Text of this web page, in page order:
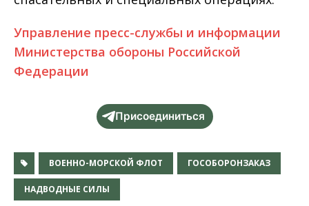
Управление пресс-службы и информации
Министерства обороны Российской
Федерации
Присоединиться
ВОЕННО-МОРСКОЙ ФЛОТ ГОСОБОРОНЗАКАЗ
НАДВОДНЫЕ СИЛЫ